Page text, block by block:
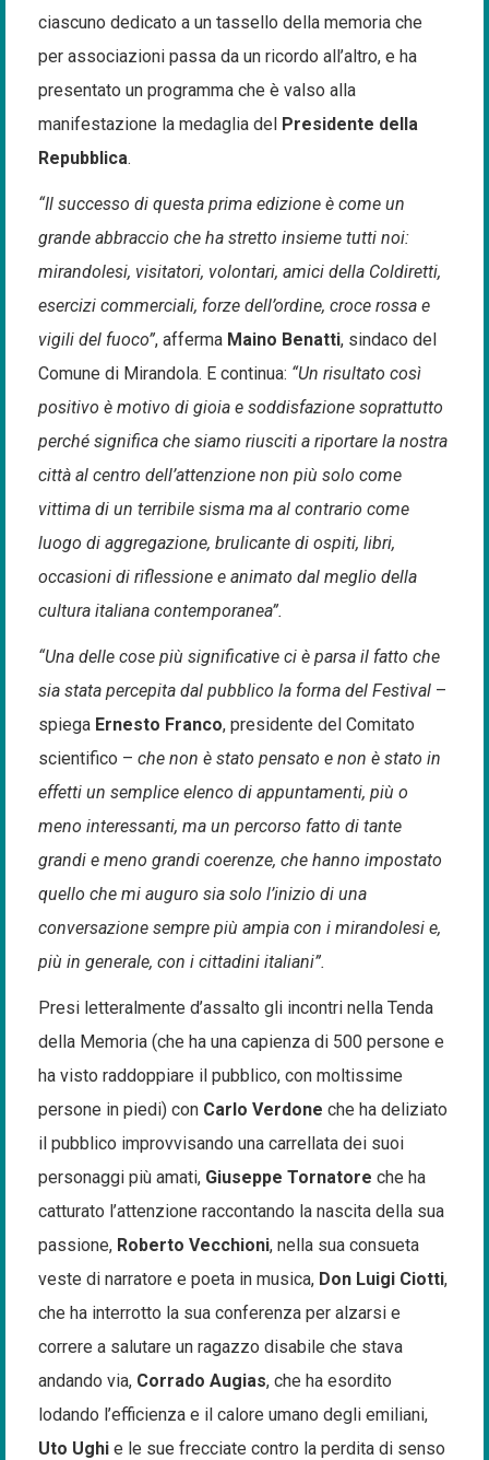
ciascuno dedicato a un tassello della memoria che
per associazioni passa da un ricordo all’altro, e ha
presentato un programma che è valso alla
manifestazione la medaglia del Presidente della
Repubblica.
“Il successo di questa prima edizione è come un
grande abbraccio che ha stretto insieme tutti noi:
mirandolesi, visitatori, volontari, amici della Coldiretti,
esercizi commerciali, forze dell’ordine, croce rossa e
vigili del fuoco”, afferma Maino Benatti, sindaco del
Comune di Mirandola. E continua: “Un risultato così
positivo è motivo di gioia e soddisfazione soprattutto
perché significa che siamo riusciti a riportare la nostra
città al centro dell’attenzione non più solo come
vittima di un terribile sisma ma al contrario come
luogo di aggregazione, brulicante di ospiti, libri,
occasioni di riflessione e animato dal meglio della
cultura italiana contemporanea”.
“Una delle cose più significative ci è parsa il fatto che
sia stata percepita dal pubblico la forma del Festival –
spiega Ernesto Franco, presidente del Comitato
scientifico – che non è stato pensato e non è stato in
effetti un semplice elenco di appuntamenti, più o
meno interessanti, ma un percorso fatto di tante
grandi e meno grandi coerenze, che hanno impostato
quello che mi auguro sia solo l’inizio di una
conversazione sempre più ampia con i mirandolesi e,
più in generale, con i cittadini italiani”.
Presi letteralmente d’assalto gli incontri nella Tenda
della Memoria (che ha una capienza di 500 persone e
ha visto raddoppiare il pubblico, con moltissime
persone in piedi) con Carlo Verdone che ha deliziato
il pubblico improvvisando una carrellata dei suoi
personaggi più amati, Giuseppe Tornatore che ha
catturato l’attenzione raccontando la nascita della sua
passione, Roberto Vecchioni, nella sua consueta
veste di narratore e poeta in musica, Don Luigi Ciotti,
che ha interrotto la sua conferenza per alzarsi e
correre a salutare un ragazzo disabile che stava
andando via, Corrado Augias, che ha esordito
lodando l’efficienza e il calore umano degli emiliani,
Uto Ughi e le sue frecciate contro la perdita di senso